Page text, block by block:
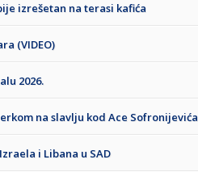
izrešetan na terasi kafića
(VIDEO)
2026.
na slavlju kod Ace Sofronijevića
i Libana u SAD